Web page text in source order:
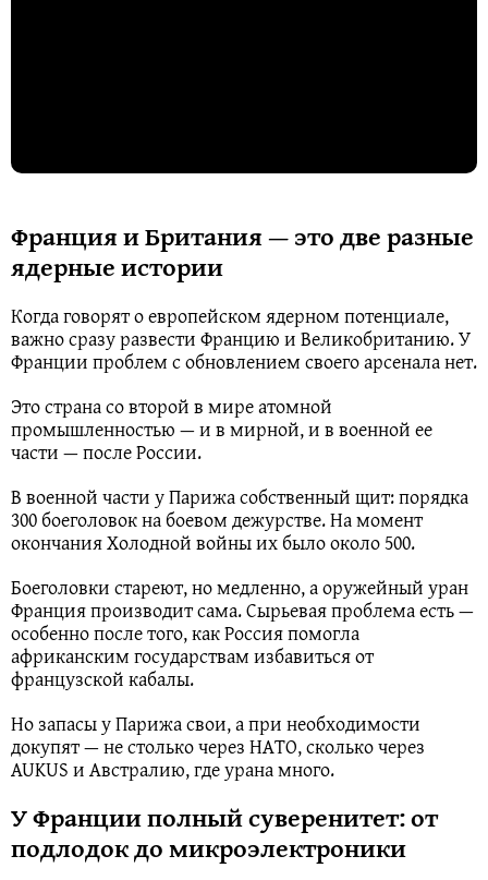
Франция и Британия — это две разные
ядерные истории
Когда говорят о европейском ядерном потенциале,
важно сразу развести Францию и Великобританию. У
Франции проблем с обновлением своего арсенала нет.
Это страна со второй в мире атомной
промышленностью — и в мирной, и в военной ее
части — после России.
В военной части у Парижа собственный щит: порядка
300 боеголовок на боевом дежурстве. На момент
окончания Холодной войны их было около 500.
Боеголовки стареют, но медленно, а оружейный уран
Франция производит сама. Сырьевая проблема есть —
особенно после того, как Россия помогла
африканским государствам избавиться от
французской кабалы.
Но запасы у Парижа свои, а при необходимости
докупят — не столько через НАТО, сколько через
AUKUS и Австралию, где урана много.
У Франции полный суверенитет: от
подлодок до микроэлектроники